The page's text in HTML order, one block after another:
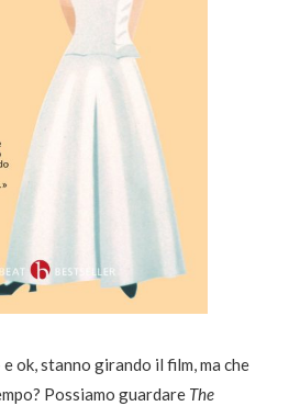
ok, stanno girando il film, ma che
Possiamo guardare The